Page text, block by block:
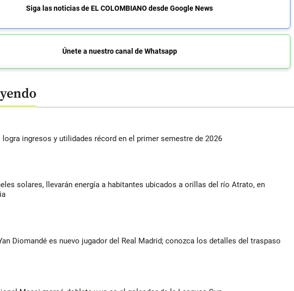
Siga las noticias de EL COLOMBIANO desde Google News
Únete a nuestro canal de Whatsapp
logra ingresos y utilidades récord en el primer semestre de 2026
solares, llevarán energía a habitantes ubicados a orillas del río Atrato, en
Diomandé es nuevo jugador del Real Madrid; conozca los detalles del traspaso